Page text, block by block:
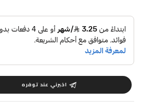
اخبرني عند توفره